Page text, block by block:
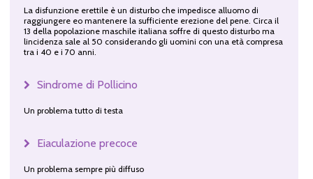
La disfunzione erettile è un disturbo che impedisce alluomo di
raggiungere eo mantenere la sufficiente erezione del pene. Circa il
13 della popolazione maschile italiana soffre di questo disturbo ma
lincidenza sale al 50 considerando gli uomini con una età compresa
tra i 40 e i 70 anni.
Sindrome di Pollicino
Un problema tutto di testa
Eiaculazione precoce
Un problema sempre più diffuso